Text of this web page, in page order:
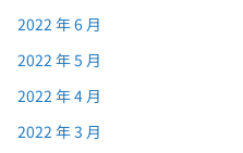
2022 年 6 月
2022 年 5 月
2022 年 4 月
2022 年 3 月